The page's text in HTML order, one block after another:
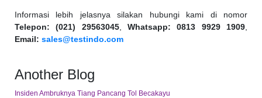
Informasi lebih jelasnya silakan hubungi kami di nomor
Telepon: (021) 29563045,Whatsapp: 0813 9929 1909
Email: sales@testindo.com
Another Blog
Insiden Ambruknya Tiang Pancang Tol Becakayu